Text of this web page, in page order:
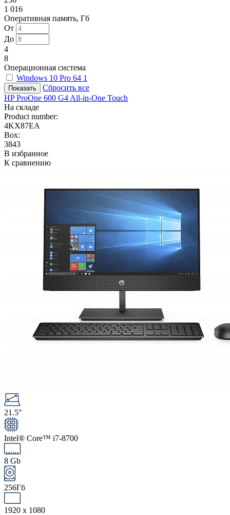
1 016
Оперативная память, Гб
От
До
4
8
Операционная система
Windows 10 Pro 64 1
Сбросить все
HP ProOne 600 G4 All-in-One Touch
На складе
Product number:
4KX87EA
Box:
3843
В избранное
К сравнению
21.5"
Intel® Core™ i7-8700
8 Gb
256Гб
1920 x 1080